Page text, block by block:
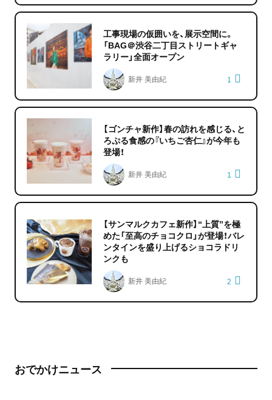
工事現場の仮囲いを、展示空間に。
「BAG＠渋谷二丁目ストリートギャ
ラリー」全面オープン
新井 美由紀 1
【ゴンチャ新作】春の訪れを感じる、と
ろぷる食感の『いちご杏仁』が今年も
登場！
新井 美由紀 1
【サンマルクカフェ新作】“上質”を極
めた「至高のチョコクロ」が登場！バレ
ンタインを盛り上げるショコラドリ
ンクも
新井 美由紀 2
おでかけニュース